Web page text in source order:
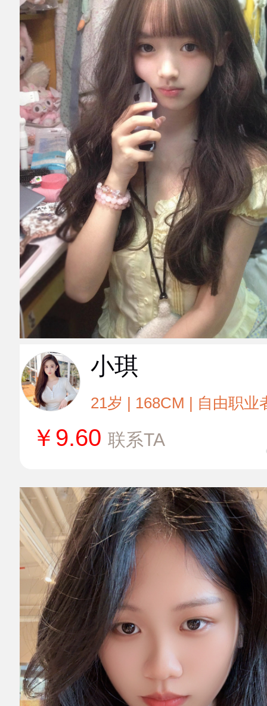
小琪
21岁 | 168CM | 自由职业
￥ 9.60 联系TA